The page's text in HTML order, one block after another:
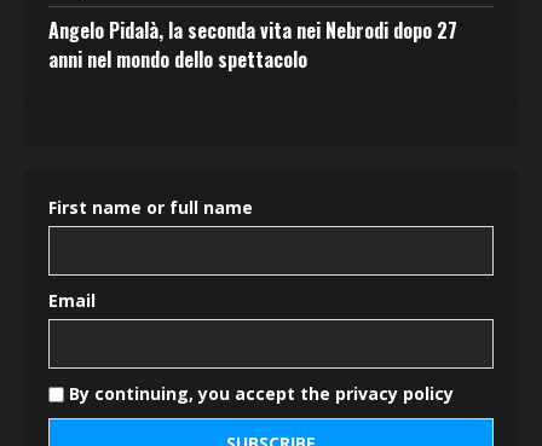
Angelo Pidalà, la seconda vita nei Nebrodi dopo 27
anni nel mondo dello spettacolo
First name or full name
Email
By continuing, you accept the privacy policy